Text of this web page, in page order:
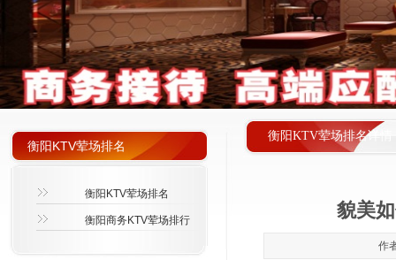
衡阳KTV荤场排名详情
衡阳KTV荤场排名
衡阳KTV荤场排名
衡阳商务KTV荤场排行 貌美
作